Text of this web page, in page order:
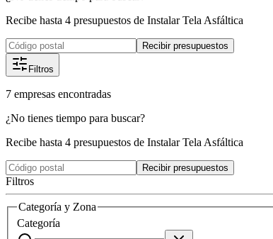
Recibe hasta 4 presupuestos de Instalar Tela Asfáltica
Recibir presupuestos
Filtros
7 empresas encontradas
¿No tienes tiempo para buscar?
Recibe hasta 4 presupuestos de Instalar Tela Asfáltica
Recibir presupuestos
Filtros
Categoría y Zona
Categoría